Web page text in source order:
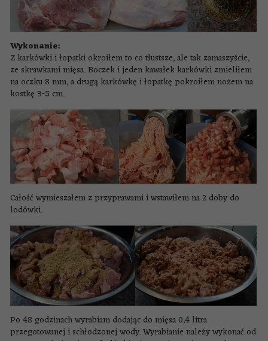
Wykonanie:
Z karkówki i łopatki okroiłem to co tłustsze, ale tak zamaszyście,
ze skrawkami mięsa. Boczek i jeden kawałek karkówki zmieliłem
na oczku 8 mm, a drugą karkówkę i łopatkę pokroiłem nożem na
kostkę 3-5 cm.
Całość wymieszałem z przyprawami i wstawiłem na 2 doby do
lodówki.
Po 48 godzinach wyrabiam dodając do mięsa 0,4 litra
przegotowanej i schłodzonej wody. Wyrabianie należy wykonać od